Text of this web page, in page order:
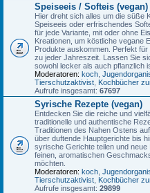
Speiseeis / Softeis (vegan)
Hier dreht sich alles um die süße
Speiseeis oder erfrischendes
für jede Variante, mit oder ohne
Kreationen, um köstliche vegane
Produkte auskommen. Perfekt
zu jeder Jahreszeit. Lassen Sie
sowohl lecker als auch pflanzlich
Moderatoren: koch
Tierschutzaktivist Kochbücher
Aufrufe insgesamt: 67697
Syrische Rezepte (vegan)
Entdecken Sie die reiche und
traditionelle und authentische
Traditionen des Nahen Ostens
über duftende Hauptgerichte bis
syrische Gerichte teilen und neue
feinen, aromatischen
möchten.
Moderatoren: koch
Tierschutzaktivist Kochbücher
Aufrufe insgesamt: 29899